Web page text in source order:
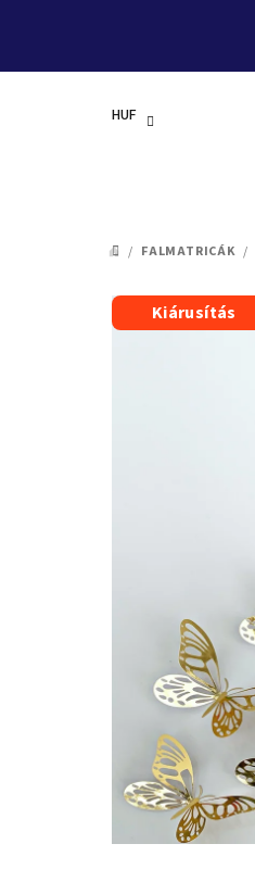
HUF
KEZDŐLAP
/ FALMATRICÁK /
Kiárusítás